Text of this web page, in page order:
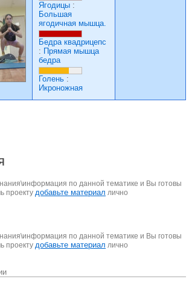
Ягодицы :
Большая
ягодичная мышца.
Бедра квадрицепс
: Прямая мышца
бедра
Голень :
Икроножная
по данной тематике и Вы готовы
проекту добавьте материал лично
по данной тематике и Вы готовы
проекту добавьте материал лично